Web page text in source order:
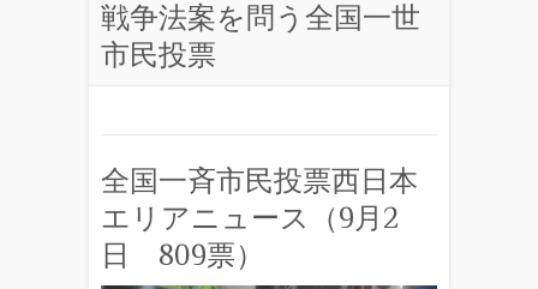
戦争法案を問う全国一世
市民投票
全国一斉市民投票西日本
エリアニュース（9月2
日 809票）